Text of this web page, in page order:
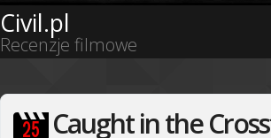
Civil.pl
Recenzje filmowe
Caught in the